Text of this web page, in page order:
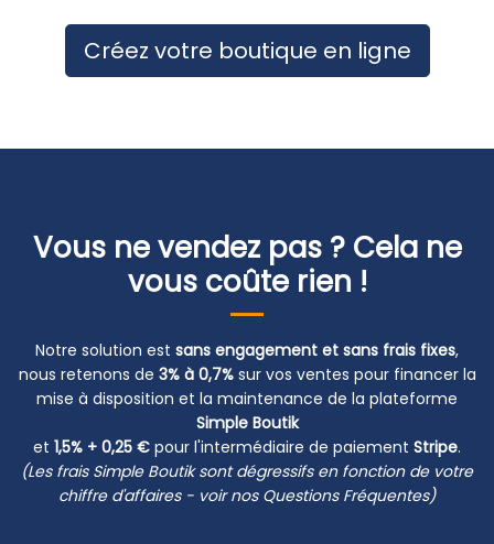
Créez votre boutique en ligne
Vous ne vendez pas ? Cela ne
vous coûte rien !
Notre solution est sans engagement et sans frais fixes,
nous retenons de 3% à 0,7%sur vos ventes pour financer la
mise à disposition et la maintenance de la plateforme
Simple Boutik
et 1,5% + 0,25 € pour l'intermédiaire de paiement Stripe.
(Les frais Simple Boutik sont dégressifs en fonction de votre
chiffre d'affaires - voir nos Questions Fréquentes)